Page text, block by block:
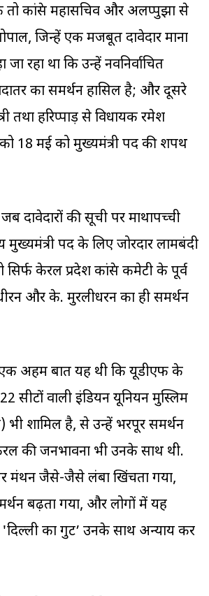
कांग्रेस महासचिव और अलप्पुझा से
जिन्हें एक मजबूत दावेदार माना
रहा था कि उन्हें नवनिर्वाचित
का समर्थन हासिल है; और दूसरे
तथा हरिप्पाड़ से विधायक रमेश
18 मई को मुख्यमंत्री पद की शपथ
दावेदारों की सूची पर माथापच्ची
पद के लिए जोरदार लामबंदी
केरल प्रदेश कांग्रेस कमेटी के पूर्व
और के. मुरलीधरन का ही समर्थन
अहम बात यह थी कि यूडीएफ के
सीटों वाली इंडियन यूनियन मुस्लिम
शामिल है, से उन्हें भरपूर समर्थन
की जनभावना भी उनके साथ थी.
मंथन जैसे-जैसे लंबा खिंचता गया,
बढ़ता गया, और लोगों में यह
'दिल्ली का गुट’ उनके साथ अन्याय कर